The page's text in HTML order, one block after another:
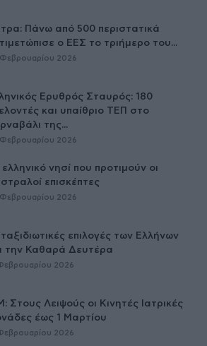
Πάνω από 500 περιστατικά
ο ΕΕΣ το τριήμερο του...
2026
Ερυθρός Σταυρός: 180
και υπαίθριο ΤΕΠ στο
της...
2026
νησί που προτιμούν οι
επισκέπτες
2026
επιλογές των Ελλήνων
την Καθαρά Δευτέρα
Φεβρουαρίου 2026
Στους Λειψούς οι Κινητές Ιατρικές
έως 1 Μαρτίου
Φεβρουαρίου 2026